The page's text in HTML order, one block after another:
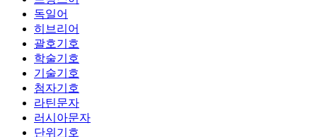
독일어
히브리어
괄호기호
학술기호
기술기호
첨자기호
라틴문자
러시아문자
단위기호